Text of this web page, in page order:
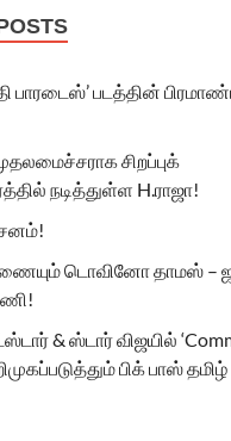
பாரடைஸ்’ படத்தின்
சிறப்புக்
நடித்துள்ள H.ராஜா!
டொவினோ தாமஸ் –
& ஸ்டார் விஜயில்
பிக் பாஸ்